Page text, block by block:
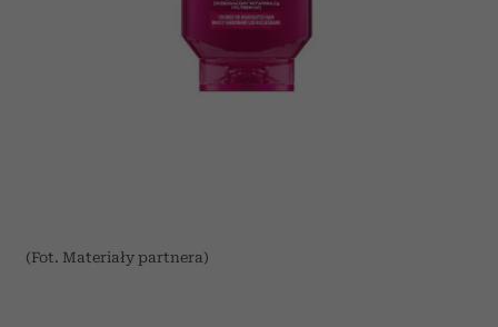
korzystasz z naszej witryny, udostępniamy partnerom
społecznościowym, reklamowym i analitycznym.
Partnerzy mogą połączyć te informacje z innymi danymi
otrzymanymi od Ciebie lub uzyskanymi podczas
(Fot. Materiały partnera)